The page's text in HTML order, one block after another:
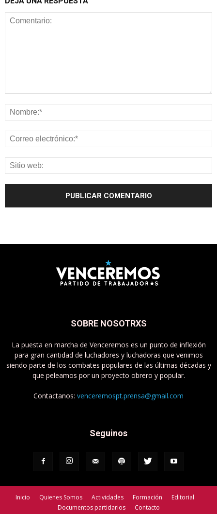
SOBRE NOSOTRXS
La puesta en marcha de Venceremos es un punto de inflexión
para gran cantidad de luchadores y luchadoras que venimos
siendo parte de los combates populares de las últimas décadas y
que peleamos por un proyecto obrero y popular.
Contactanos: venceremospt.prensa@gmail.com
Seguinos
Inicio Quienes Somos Actividades Formación
Editorial
Documentos partidarios
Contacto